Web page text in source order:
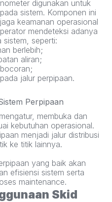
digunakan untuk
sistem. Komponen ini
keamanan operasional
mendeteksi adanya
sistem, seperti:
berlebih;
aliran;
jalur perpipaan.
Perpipaan
membuka dan
kebutuhan operasional.
menjadi jalur distribusi
ke titik lainnya.
yang baik akan
efisiensi sistem serta
maintenance.
Skid